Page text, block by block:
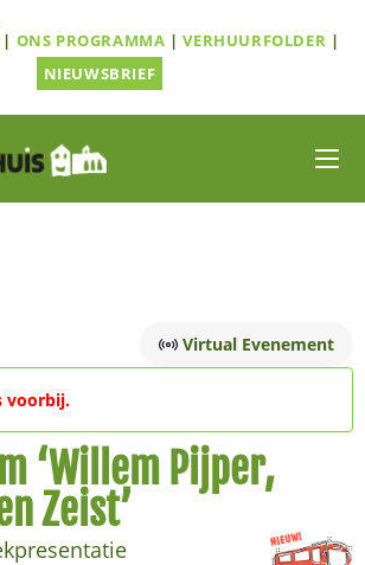
| ONS PROGRAMMA |VERHUURFOLDER |
NIEUWSBRIEF
Virtual Evenement
voorbij.
‘Willem Pijper,
Zeist’